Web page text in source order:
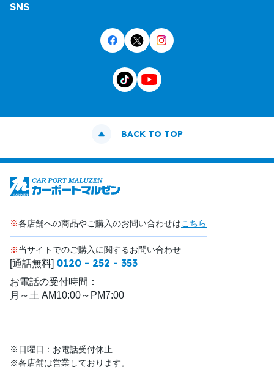
SNS
BACK TO TOP
※各店舗への商品やご購入のお問い合わせはこちら
※当サイトでのご購入に関するお問い合わせ
[通話無料] 0120 - 252 - 353
お電話の受付時間：
月～土 AM10:00～PM7:00
※日曜日：お電話受付休止
※各店舗は営業しております。